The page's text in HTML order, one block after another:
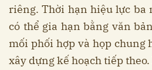
riêng. Thời hạn hiệu lực ba
có thể gia hạn bằng văn
mối phối hợp và họp chung
xây dựng kế hoạch tiếp